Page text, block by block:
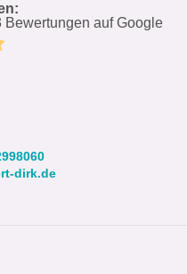
Bewertungen auf Google
dirk.de